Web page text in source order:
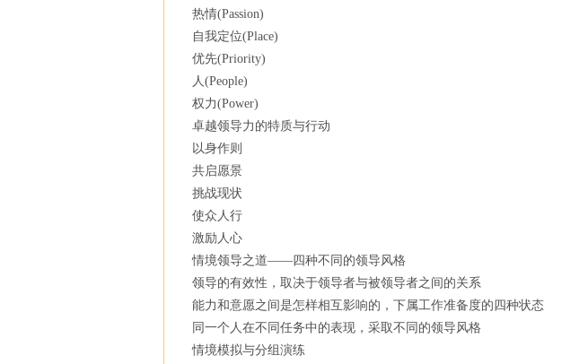
热情(Passion)
自我定位(Place)
优先(Priority)
人(People)
权力(Power)
卓越领导力的特质与行动
以身作则
共启愿景
挑战现状
使众人行
激励人心
情境领导之道——四种不同的领导风格
领导的有效性，取决于领导者与被领导者之间的关系
能力和意愿之间是怎样相互影响的，下属工作准备度的四种状态
同一个人在不同任务中的表现，采取不同的领导风格
情境模拟与分组演练